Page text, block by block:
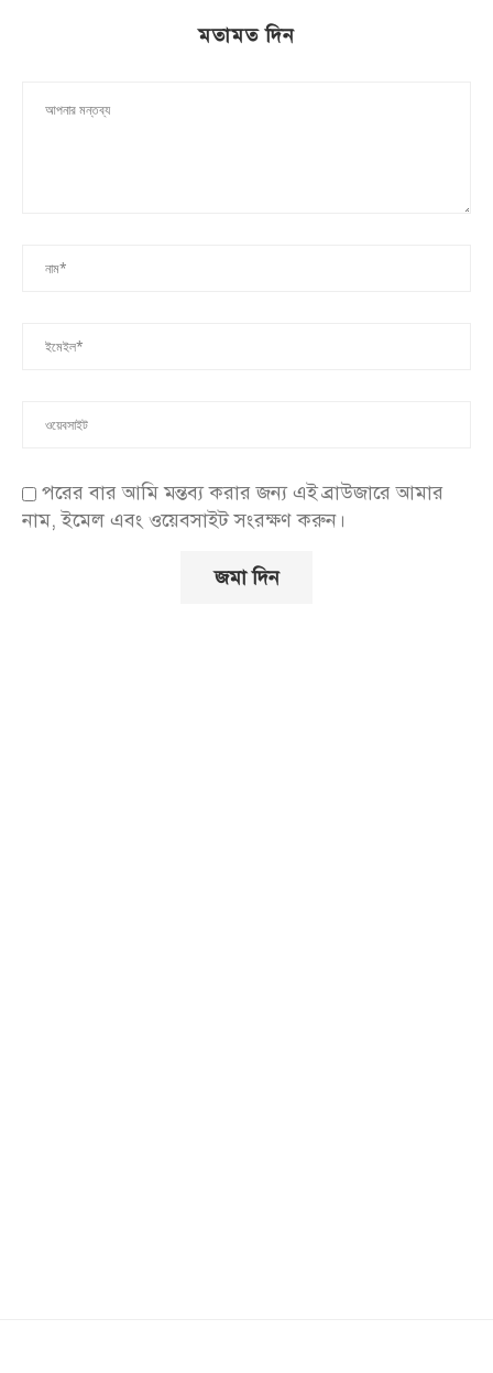
মতামত দিন
পরের বার আমি মন্তব্য করার জন্য এই ব্রাউজারে আমার
নাম, ইমেল এবং ওয়েবসাইট সংরক্ষণ করুন।